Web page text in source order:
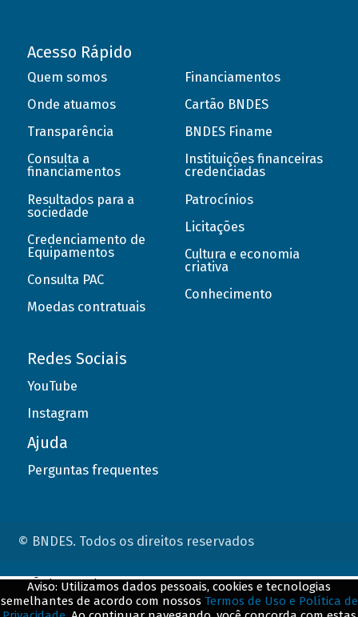
Acesso Rápido
Quem somos
Onde atuamos
Transparência
Consulta a
financiamentos
Resultados para a
sociedade
Credenciamento de
Equipamentos
Consulta PAC
Moedas contratuais
Financiamentos
Cartão BNDES
BNDES Finame
Instituições financeiras
credenciadas
Patrocínios
Licitações
Cultura e economia
criativa
Conhecimento
Redes Sociais
YouTube
Instagram
Ajuda
Perguntas frequentes
© BNDES. Todos os direitos reservados
Aviso: Utilizamos dados pessoais, cookies e tecnologias
semelhantes de acordo com nossos Termos de Uso e Política de
ConteÃºdo complementar
${title}${badge}